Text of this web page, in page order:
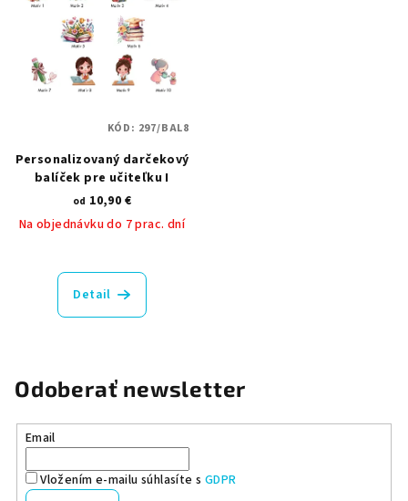
Personalizovaný darčekový
balíček pre učiteľku I
od 10,90 €
Na objednávku do 7 prac. dní
hodnotenie
produktu
hviezdičiek.
Detail
KÓD: 297/BAL8
Odoberať newsletter
Email
Vložením e-mailu súhlasíte s GDPR